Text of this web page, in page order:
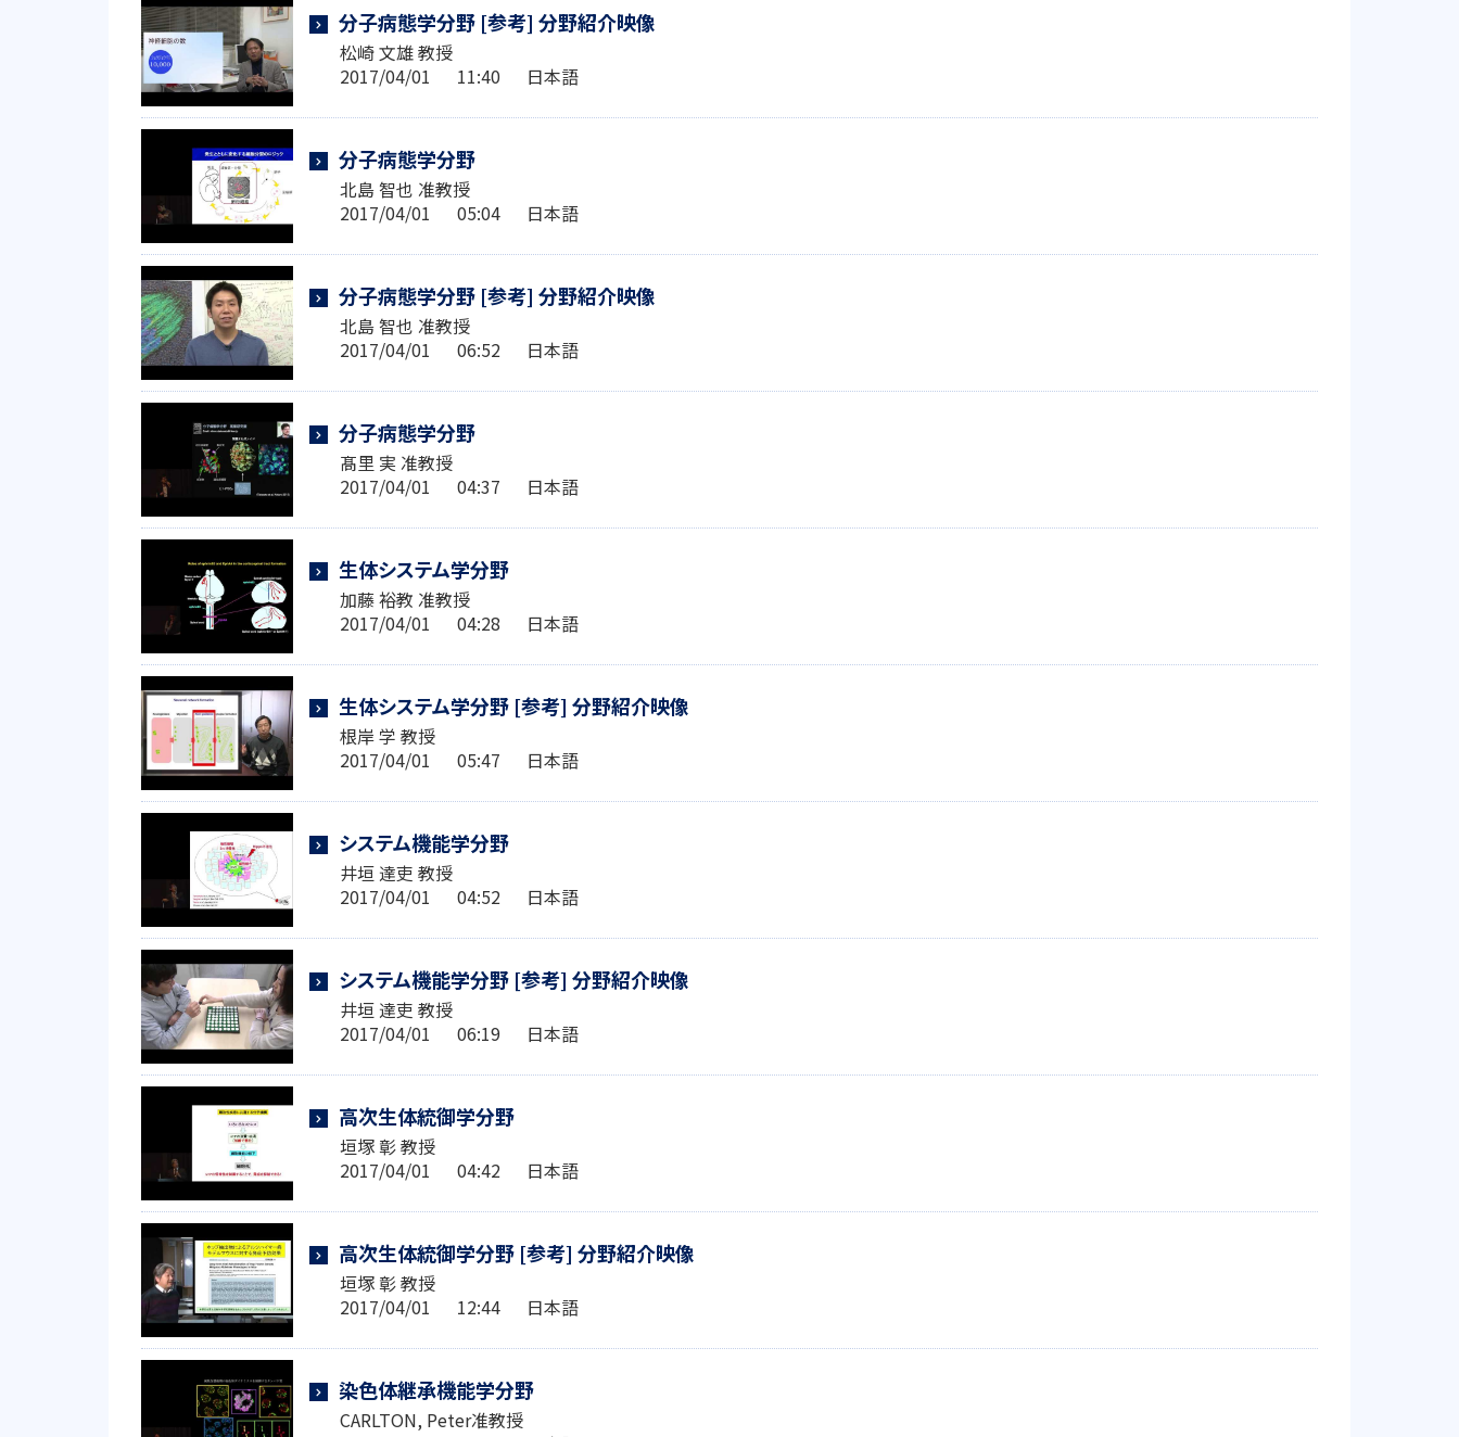
分子病態学分野 [参考] 分野紹介映像
松崎 文雄 教授
2017/04/01 11:40 日本語
分子病態学分野
北島 智也 准教授
2017/04/01 05:04 日本語
分子病態学分野 [参考] 分野紹介映像
北島 智也 准教授
2017/04/01 06:52 日本語
分子病態学分野
髙里 実 准教授
2017/04/01 04:37 日本語
生体システム学分野
加藤 裕教 准教授
2017/04/01 04:28 日本語
生体システム学分野 [参考] 分野紹介映像
根岸 学 教授
2017/04/01 05:47 日本語
システム機能学分野
井垣 達吏 教授
2017/04/01 04:52 日本語
システム機能学分野 [参考] 分野紹介映像
井垣 達吏 教授
2017/04/01 06:19 日本語
高次生体統御学分野
垣塚 彰 教授
2017/04/01 04:42 日本語
高次生体統御学分野 [参考] 分野紹介映像
垣塚 彰 教授
2017/04/01 12:44 日本語
染色体継承機能学分野
CARLTON, Peter准教授